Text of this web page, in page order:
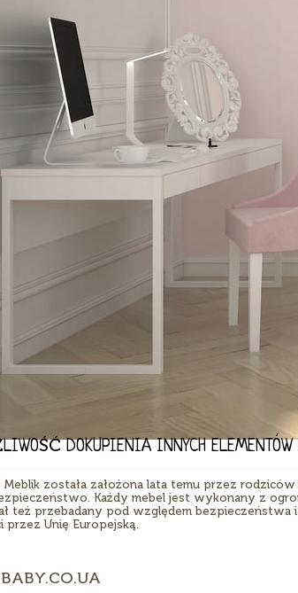
DOKUPIENIA INNYCH ELEMENTÓW
Meblik została założona lata temu przez
Każdy mebel jest wykonany z
też przebadany pod względem
przez Unię Europejską.